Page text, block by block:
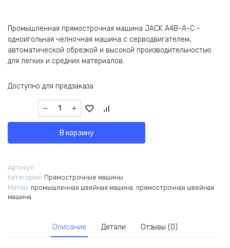
Промышленная прямострочная машина JACK A4B-A-C -
одноигольная челночная машина с серводвигателем,
автоматической обрезкой и высокой производительностью
для легких и средних материалов.
Доступно для предзаказа
Количество
товара
прямострочная
C
/
В корзину
Артикул:
Категория: Прямострочные машины
Метки: промышленная швейная машина прямострочная швейная
машина
Описание Детали Отзывы (0)